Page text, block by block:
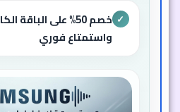
✓
خصم 50% على الباقة
واستمتاع فوري